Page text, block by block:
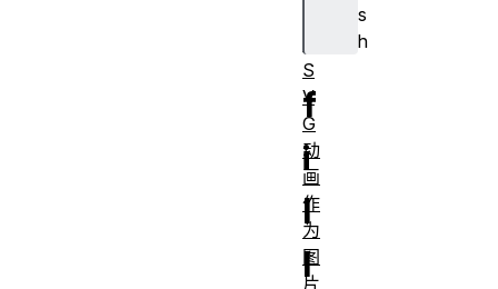
s
h
f
i
l
l
S
V
G
动
画
作
为
图
片